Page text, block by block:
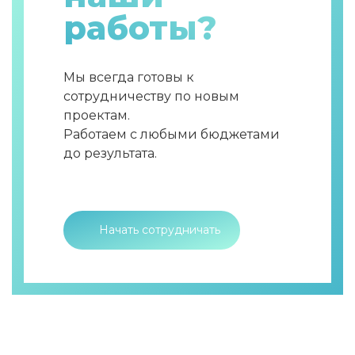
работы?
Мы всегда готовы к
сотрудничеству по новым
проектам.
Работаем с любыми бюджетами
до результата.
Начать сотрудничать